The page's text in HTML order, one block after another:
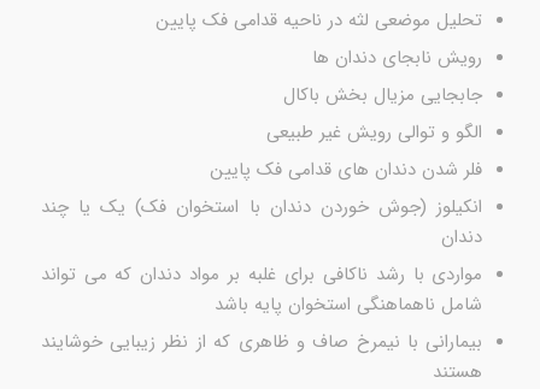
تحلیل موضعی لثه در ناحیه قدامی فک پایین
رویش نابجای دندان ها
جابجایی مزیال بخش باکال
الگو و توالی رویش غیر طبیعی
فلر شدن دندان های قدامی فک پایین
انکیلوز (جوش خوردن دندان با استخوان فک) یک یا چند
دندان
مواردی با رشد ناکافی برای غلبه بر مواد دندان که می تواند
شامل ناهماهنگی استخوان پایه باشد
بیمارانی با نیمرخ صاف و ظاهری که از نظر زیبایی خوشایند
هستند